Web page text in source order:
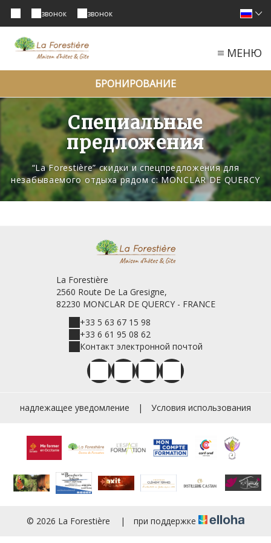
звонок звонок
МЕНЮ
БРОНИРОВАНИЕ
Специальные
предложения
“La Forestière” скидки и спецпредложения для
незабываемого отдыха рядом с: MONCLAR DE QUERCY
La Forestière
2560 Route De La Gresigne,
82230 MONCLAR DE QUERCY - FRANCE
+33 5 63 67 15 98
+33 6 61 95 08 62
Контакт электронной почтой
надлежащее уведомление | Условия использования
© 2026 La Forestière | при поддержке